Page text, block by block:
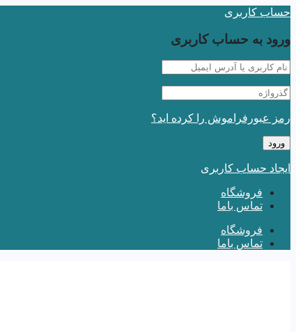
حساب کاربری
ورود به حساب کاربری
رمز عبورفراموش را کرده اید؟
ایجاد حساب کاربری
فروشگاه
تماس باما
فروشگاه
تماس باما